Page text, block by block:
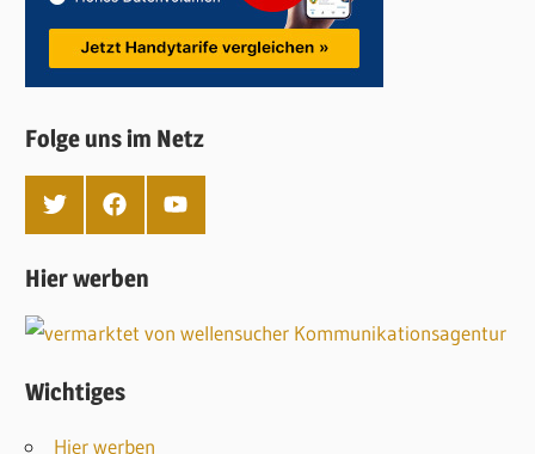
Folge uns im Netz
T
t
t
r
F
a
e
b
o
k
Y
e
Hier werben
Wichtiges
Hier werben